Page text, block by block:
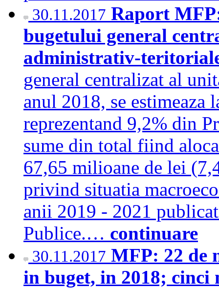
30.11.2017 Raport
bugetului general
administrativ-
general centralizat al
anul 2018, se
reprezentand 9,2% din
sume din total fiind
67,65 milioane de lei
privind situatia
anii 2019 - 2021
Publice.… continuare
30.11.2017 MFP: 22 de
in buget, in 2018; cinci